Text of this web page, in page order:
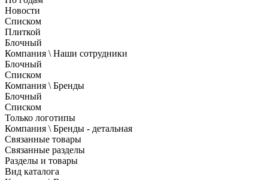
Новости
Списком
Плиткой
Блочный
Компания \ Наши сотрудники
Блочный
Списком
Компания \ Бренды
Блочный
Списком
Только логотипы
Компания \ Бренды - детальная
Связанные товары
Связанные разделы
Разделы и товары
Вид каталога